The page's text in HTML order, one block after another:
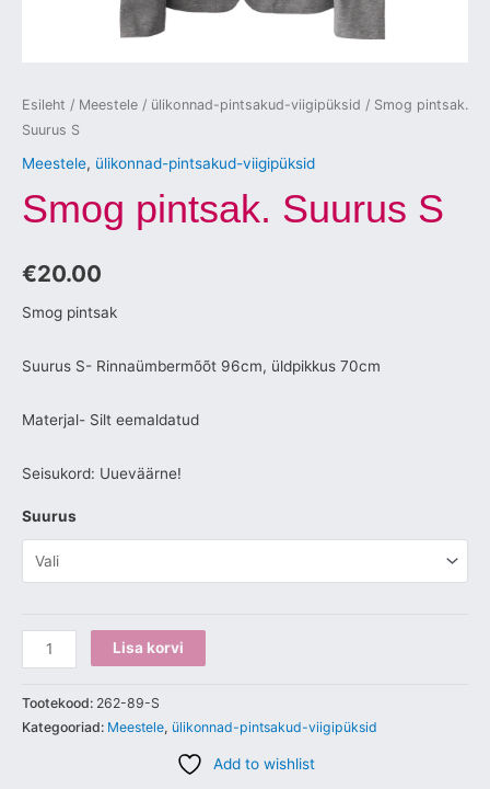
Esileht / Meestele / ülikonnad-pintsakud-viigipüksid / Smog pintsak.
Suurus S
Meestele, ülikonnad-pintsakud-viigipüksid
Smog pintsak. Suurus S
€20.00
Smog pintsak
Suurus S- Rinnaümbermõõt 96cm, üldpikkus 70cm
Materjal- Silt eemaldatud
Seisukord: Uueväärne!
Suurus
Lisa korvi
Tootekood: 262-89-S
Kategooriad: Meestele, ülikonnad-pintsakud-viigipüksid
Add to wishlist